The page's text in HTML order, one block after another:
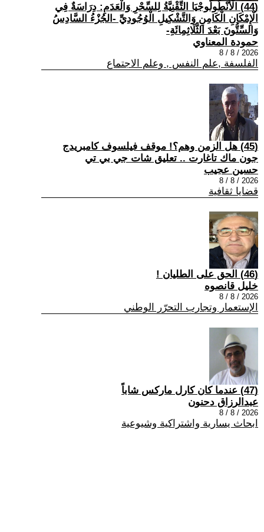
(44) الْأَنْطُولُوجْيَا التِّقْنِيَّةُ لِلسِّحْرِ وَالْعَدَمِ: دِرَاسَةٌ فِي
الْإِمْكَانِ الْكَامِنِ وَالتَّشْكِيلِ الْوُجُودِيِّ -الجُزْءُ السَّادِسُ
وَالسِّتُّونَ بَعْدَ الثَّلَاثِمِائَةِ-
حمودة المعناوي
2026 / 8 / 8
الفلسفة ,علم النفس , وعلم الاجتماع
(45) هل الزمن وهم؟! موقف فيلسوف كامبريدج
جون ماك تاغارت .. تعليق شات جي بي تي
حسين عجيب
2026 / 8 / 8
قضايا ثقافية
(46) الحق على الطليان !
خليل قانصوه
2026 / 8 / 8
الإستعمار وتجارب التحرّر الوطني
(47) عندما كان كارل ماركس شاباً
عبدالرزاق دحنون
2026 / 8 / 8
ابحاث يسارية واشتراكية وشيوعية